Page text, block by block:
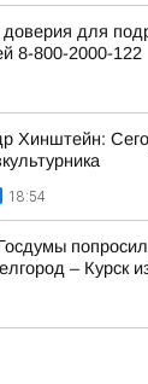
для
8-800-2000-122
Хинштейн:
18:54
– Курск